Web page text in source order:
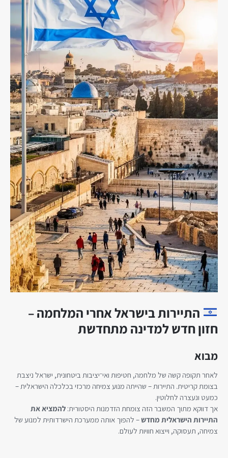
התיירות בישראל אחרי המלחמה –
חזון חדש למדינה מתחדשת
מבוא
לאחר תקופה קשה של מלחמה, חטיפות ואי־יציבות ביטחונית, ישראל ניצבת
בצומת קריטית. התיירות – שהייתה מנוע צמיחה מרכזי בכלכלה הישראלית –
כמעט ונעצרה לחלוטין.
אך דווקא מתוך המשבר הזה צומחת הזדמנות היסטורית: להמציא את
התיירות הישראלית מחדש– להפוך אותה ממערכת הישרדותית למנוע של
צמיחה, תעסוקה, וייצוא חוויות לעולם.